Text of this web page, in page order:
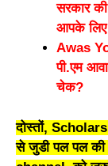
सरकार
आपके लिए
Awas
पी.एम
चेक?
दोस्तों,
से जुडी पल पल